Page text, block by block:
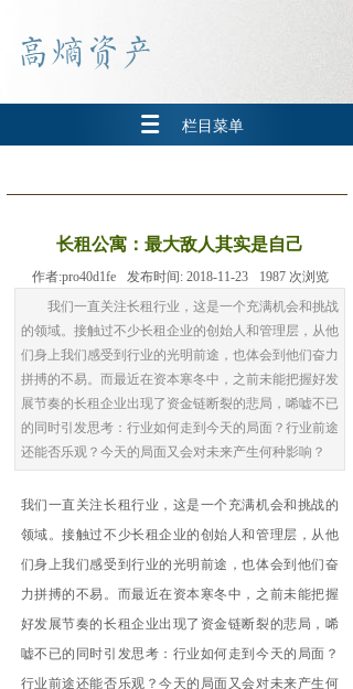
栏目菜单
长租公寓：最大敌人其实是自己
作者:pro40d1fe 发布时间: 2018-11-23 1987 次浏览
我们一直关注长租行业，这是一个充满机会和挑战
的领域。接触过不少长租企业的创始人和管理层，从他
们身上我们感受到行业的光明前途，也体会到他们奋力
拼搏的不易。而最近在资本寒冬中，之前未能把握好发
展节奏的长租企业出现了资金链断裂的悲局，唏嘘不已
的同时引发思考：行业如何走到今天的局面？行业前途
还能否乐观？今天的局面又会对未来产生何种影响？
我们一直关注长租行业，这是一个充满机会和挑战的
领域。接触过不少长租企业的创始人和管理层，从他
们身上我们感受到行业的光明前途，也体会到他们奋
力拼搏的不易。而最近在资本寒冬中，之前未能把握
好发展节奏的长租企业出现了资金链断裂的悲局，唏
嘘不已的同时引发思考：行业如何走到今天的局面？
行业前途还能否乐观？今天的局面又会对未来产生何